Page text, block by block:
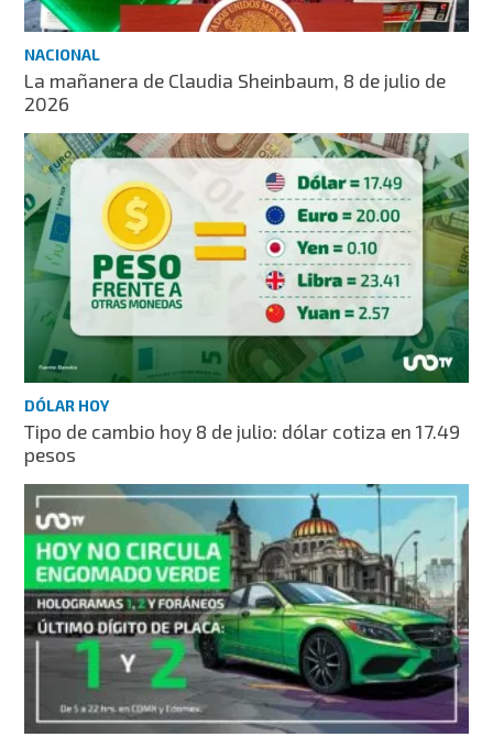
NACIONAL
La mañanera de Claudia Sheinbaum, 8 de julio de
2026
DÓLAR HOY
Tipo de cambio hoy 8 de julio: dólar cotiza en 17.49
pesos